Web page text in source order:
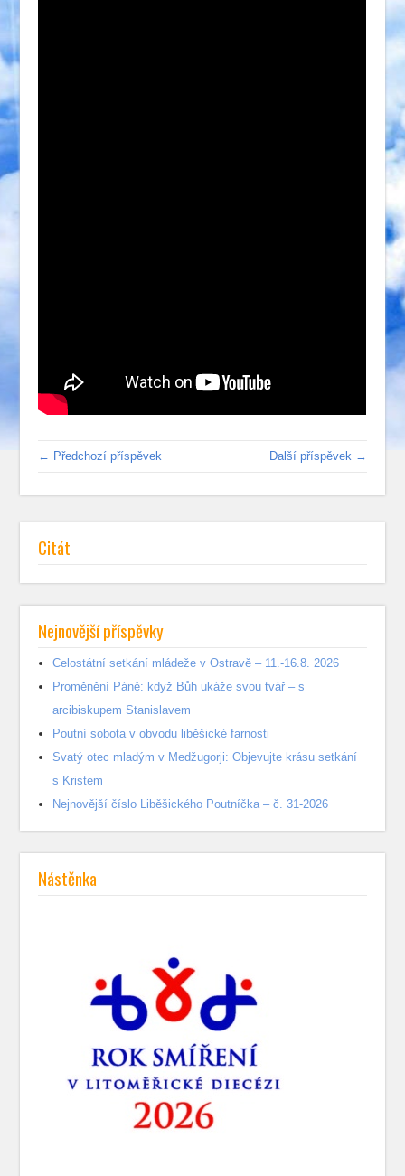
← Předchozí příspěvek Další příspěvek →
Citát
Nejnovější příspěvky
Celostátní setkání mládeže v Ostravě – 11.-16.8. 2026
Proměnění Páně: když Bůh ukáže svou tvář – s
arcibiskupem Stanislavem
Poutní sobota v obvodu liběšické farnosti
Svatý otec mladým v Medžugorji: Objevujte krásu setkání
s Kristem
Nejnovější číslo Liběšického Poutníčka – č. 31-2026
Nástěnka